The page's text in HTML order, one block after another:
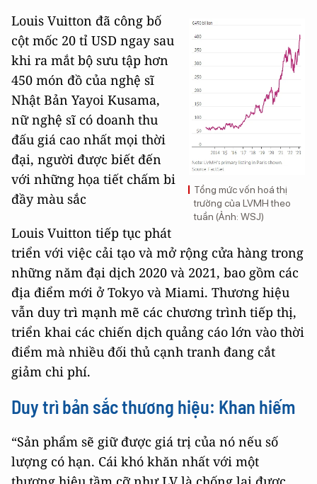
Tổng mức vốn hoá thị
trường của LVMH theo
tuần (Ảnh: WSJ)
Louis Vuitton đã công bố
cột mốc 20 tỉ USD ngay sau
khi ra mắt bộ sưu tập hơn
450 món đồ của nghệ sĩ
Nhật Bản Yayoi Kusama,
nữ nghệ sĩ có doanh thu
đấu giá cao nhất mọi thời
đại, người được biết đến
với những họa tiết chấm bi
đầy màu sắc
Louis Vuitton tiếp tục phát
triển với việc cải tạo và mở rộng cửa hàng trong
những năm đại dịch 2020 và 2021, bao gồm các
địa điểm mới ở Tokyo và Miami. Thương hiệu
vẫn duy trì mạnh mẽ các chương trình tiếp thị,
triển khai các chiến dịch quảng cáo lớn vào thời
điểm mà nhiều đối thủ cạnh tranh đang cắt
giảm chi phí.
Duy trì bản sắc thương hiệu: Khan hiếm
“Sản phẩm sẽ giữ được giá trị của nó nếu số
lượng có hạn. Cái khó khăn nhất với một